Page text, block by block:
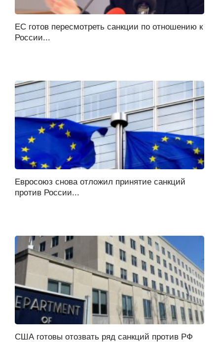
ЕС готов пересмотреть санкции по отношению к
России...
Евросоюз снова отложил принятие санкций
против России...
США готовы отозвать ряд санкций против РФ